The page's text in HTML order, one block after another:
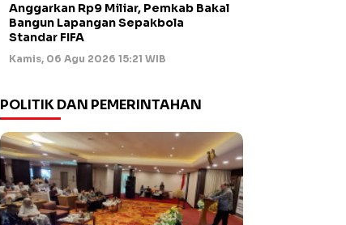
Anggarkan Rp9 Miliar, Pemkab Bakal
Bangun Lapangan Sepakbola
Standar FIFA
Kamis, 06 Agu 2026 15:21 WIB
POLITIK DAN PEMERINTAHAN